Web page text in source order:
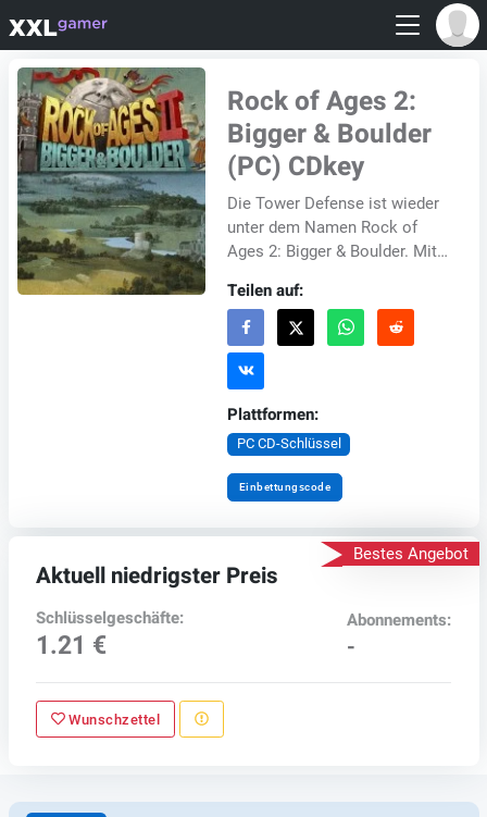
Rock of Ages 2:
Bigger & Boulder
(PC) CDkey
Die Tower Defense ist wieder
unter dem Namen Rock of
Ages 2: Bigger & Boulder. Mit
passieren Sie alles von der
frühen Renai...
Teilen auf:
Plattformen:
PC CD-Schlüssel
Einbettungscode
Bestes Angebot
Aktuell niedrigster Preis
Schlüsselgeschäfte:
1.21 €
Abonnements:
-
Wunschzettel